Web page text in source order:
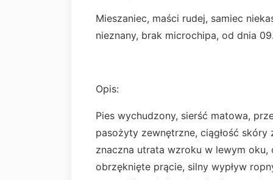
Mieszaniec, maści rudej, samiec
nieznany, brak microchipa, od dnia
Opis:
Pies wychudzony, sierść matowa,
pasożyty zewnętrzne, ciągłość
znaczna utrata wzroku w lewym
obrzęknięte prącie, silny wypływ